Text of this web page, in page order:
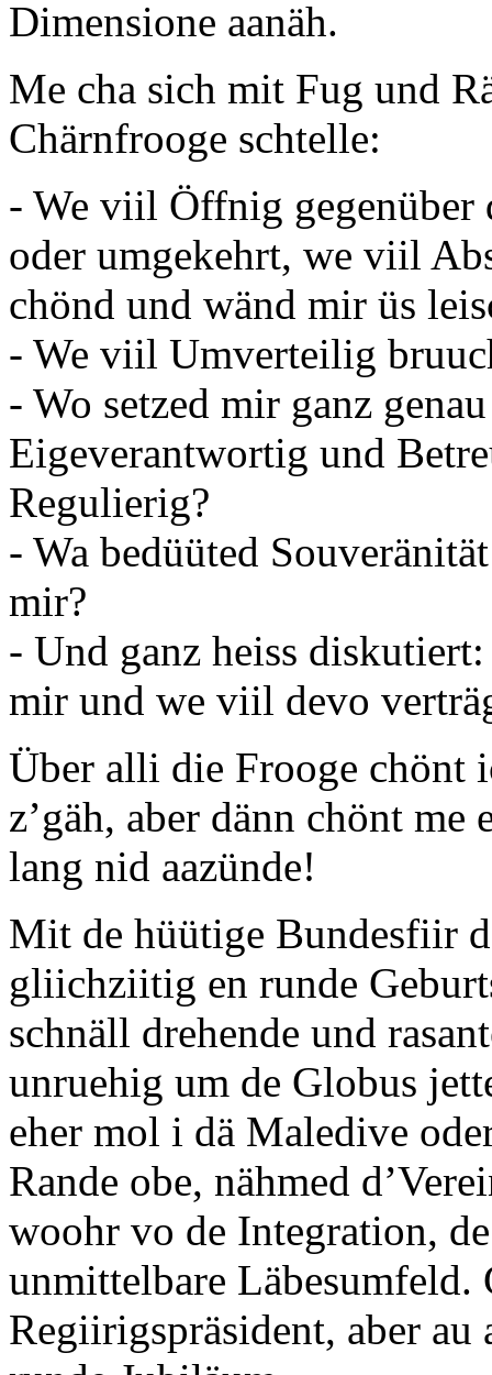
Dimensione aanäh.
Me cha sich mit Fug und
Chärnfrooge schtelle:
- We viil Öffnig gegenüber
oder umgekehrt, we viil
chönd und wänd mir üs
- We viil Umverteilig
- Wo setzed mir ganz
Eigeverantwortig und
Regulierig?
- Wa bedüüted
mir?
- Und ganz heiss
mir und we viil devo
Über alli die Frooge chönt
z’gäh, aber dänn chönt
lang nid aazünde!
Mit de hüütige Bundesfiir
gliichziitig en runde
schnäll drehende und
unruehig um de Globus
eher mol i dä Maledive
Rande obe, nähmed
woohr vo de Integration,
unmittelbare
Regiirigspräsident, aber